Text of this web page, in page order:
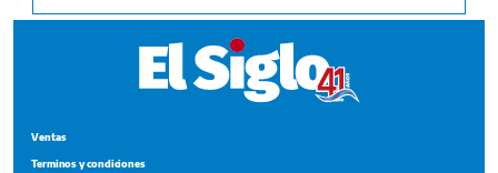
Ventas
Terminos y condiciones